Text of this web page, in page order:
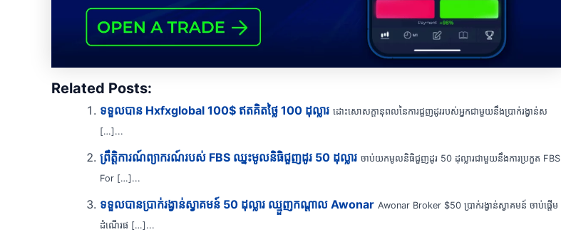
Related Posts:
ទទួលបាន Hxfxglobal 100$ ឥតគិតថ្លៃ 100 ដុល្លារ ដោះសោសក្តានុពលនៃការជួញដូររបស់អ្នកជាមួយនឹងប្រាក់រង្វាន់ស
[…]...
ព្រឹត្តិការណ៍ព្យាករណ៍របស់ FBS ឈ្នះមូលនិធិជួញដូរ 50 ដុល្លារ ចាប់យកមូលនិធិជួញដូរ 50 ដុល្លារជាមួយនឹងការប្រកួត FBS
For […]...
ទទួលបានប្រាក់រង្វាន់ស្វាគមន៍ 50 ដុល្លារ ឈ្មួញកណ្តាល Awonar Awonar Broker $50 ប្រាក់រង្វាន់ស្វាគមន៍ ចាប់ផ្តើម
ដំណើរផ […]...